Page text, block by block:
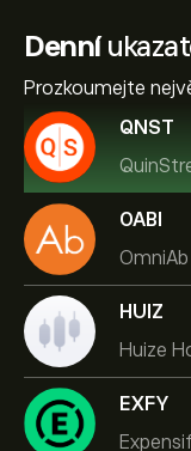
Denní
Prozkoumejte
QNST
OABI
HUIZ
Huize
EXFY